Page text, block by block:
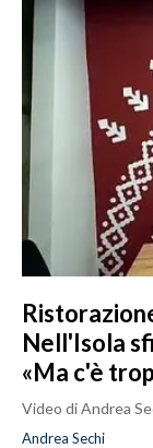
Nell'Isola
«Ma c'è
Video di Andrea
Andrea Sechi